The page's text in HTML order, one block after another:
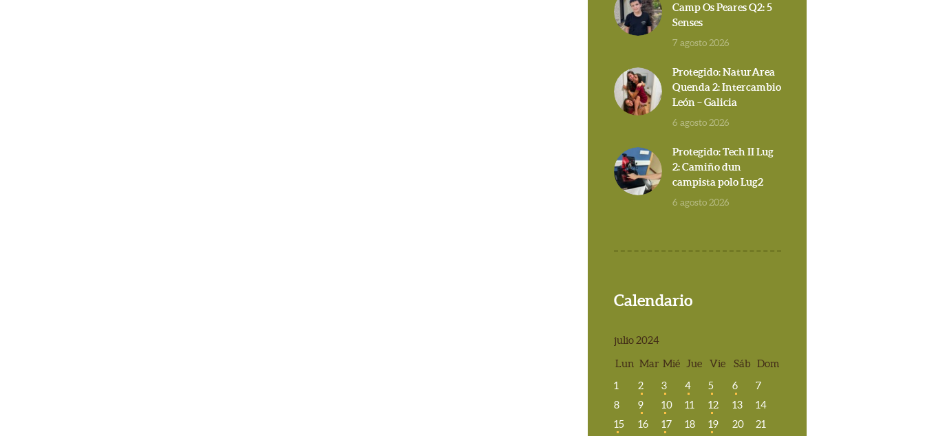
Camp Os Peares Q2: 5
Senses
7 agosto 2026
Protegido: NaturArea
Quenda 2: Intercambio
León – Galicia
6 agosto 2026
Protegido: Tech II Lug
2: Camiño dun
campista polo Lug2
6 agosto 2026
Calendario
julio 2024
Lun Mar Mié Jue Vie Sáb
Dom
1
2 3 4 5 6
7
8
9 10 11 12 13
14
15
16 17 18 19 20
21